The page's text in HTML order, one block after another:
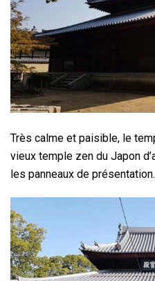
Très calme et paisible, le
vieux temple zen du Japon
les panneaux de présentation.